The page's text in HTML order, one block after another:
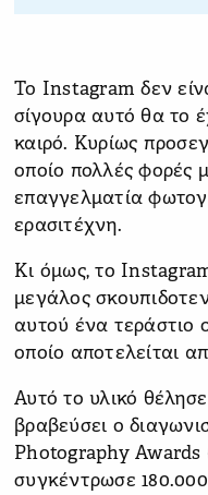
Το Instagram δεν
σίγουρα αυτό θα το
καιρό. Κυρίως
οποίο πολλές φορές
επαγγελματία
ερασιτέχνη.
Κι όμως, το
μεγάλος
αυτού ένα
οποίο αποτελείται
Αυτό το υλικό
βραβεύσει ο
Photography Awards
συγκέντρωσε